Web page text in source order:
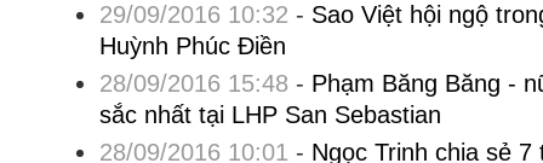
29/09/2016 10:32 - Sao Việt hội ngộ
Huỳnh Phúc Điền
28/09/2016 15:48 - Phạm Băng Băng -
sắc nhất tại LHP San Sebastian
28/09/2016 10:01 - Ngọc Trinh chia sẻ